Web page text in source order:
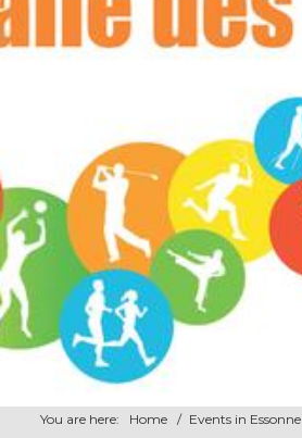
You are here: Home / Events in Essonne